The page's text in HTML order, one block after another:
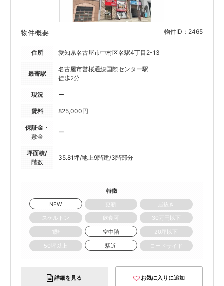
物件概要 物件ID：2465
住所 愛知県名古屋市中村区名駅4丁目2-13
最寄駅
名古屋市営桜通線国際センター駅
徒歩2分
現況 ー
賃料 825,000円
保証金・
敷金
ー
坪面積/
階数
35.81坪/地上9階建/3階部分
特徴
NEW
更新
居抜き
スケルトン
飲食可
30万円以下
1階
空中階
20坪以下
50坪以上
駅近 ロードサイド
詳細を見る お気に入りに追加